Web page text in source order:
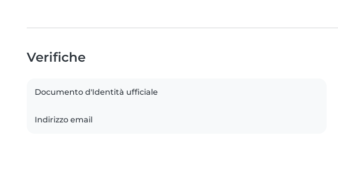
Verifiche
Documento d'Identità ufficiale
Indirizzo email